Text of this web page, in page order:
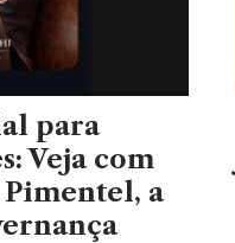
para
Veja com
a